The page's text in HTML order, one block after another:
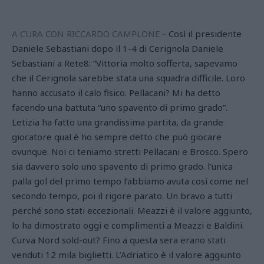
A CURA CON RICCARDO CAMPLONE - Così il presidente
Daniele Sebastiani dopo il 1-4 di Cerignola Daniele
Sebastiani a Rete8: “Vittoria molto sofferta, sapevamo
che il Cerignola sarebbe stata una squadra difficile. Loro
hanno accusato il calo fisico. Pellacani? Mi ha detto
facendo una battuta “uno spavento di primo grado”.
Letizia ha fatto una grandissima partita, da grande
giocatore qual è ho sempre detto che può giocare
ovunque. Noi ci teniamo stretti Pellacani e Brosco. Spero
sia davvero solo uno spavento di primo grado. l’unica
palla gol del primo tempo l’abbiamo avuta così come nel
secondo tempo, poi il rigore parato. Un bravo a tutti
perché sono stati eccezionali. Meazzi è il valore aggiunto,
lo ha dimostrato oggi e complimenti a Meazzi e Baldini.
Curva Nord sold-out? Fino a questa sera erano stati
venduti 12 mila biglietti. L’Adriatico è il valore aggiunto